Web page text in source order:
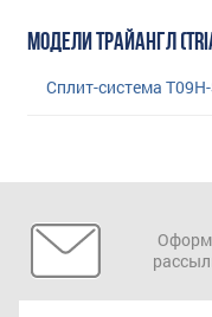
МОДЕЛИ ТРАЙАНГЛ
Сплит-система